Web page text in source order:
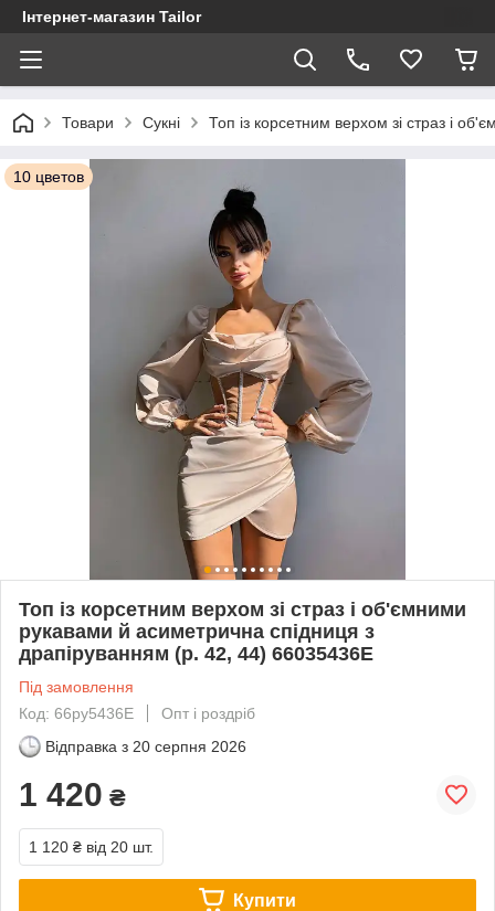
Інтернет-магазин Tailor
Товари Сукні Топ із корсетним верхом зі страз і
10 цветов
Топ із корсетним верхом зі страз і об'ємними
рукавами й асиметрична спідниця з
драпіруванням (р. 42, 44) 66035436Е
Під замовлення
Код: 66py5436Е
Опт і роздріб
Відправка з 20 серпня 2026
1 420 ₴
1 120 ₴ від 20 шт.
Купити